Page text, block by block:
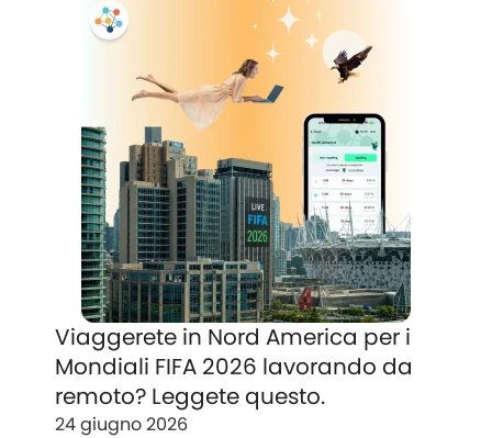
Viaggerete in Nord America per i
Mondiali FIFA 2026 lavorando da
remoto? Leggete questo.
24 giugno 2026